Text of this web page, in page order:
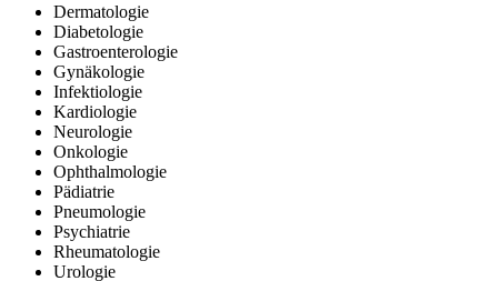
Dermatologie
Diabetologie
Gastroenterologie
Gynäkologie
Infektiologie
Kardiologie
Neurologie
Onkologie
Ophthalmologie
Pädiatrie
Pneumologie
Psychiatrie
Rheumatologie
Urologie